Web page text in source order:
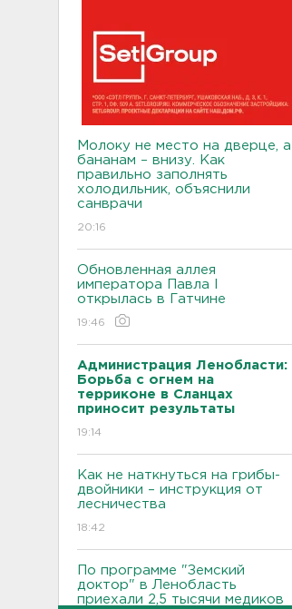
Молоку не место на дверце, а
бананам – внизу. Как
правильно заполнять
холодильник, объяснили
санврачи
20:16
Обновленная аллея
императора Павла I
открылась в Гатчине
19:46
Администрация Ленобласти:
Борьба с огнем на
терриконе в Сланцах
приносит результаты
19:14
Как не наткнуться на грибы-
двойники – инструкция от
лесничества
18:42
По программе "Земский
доктор" в Ленобласть
приехали 2,5 тысячи медиков